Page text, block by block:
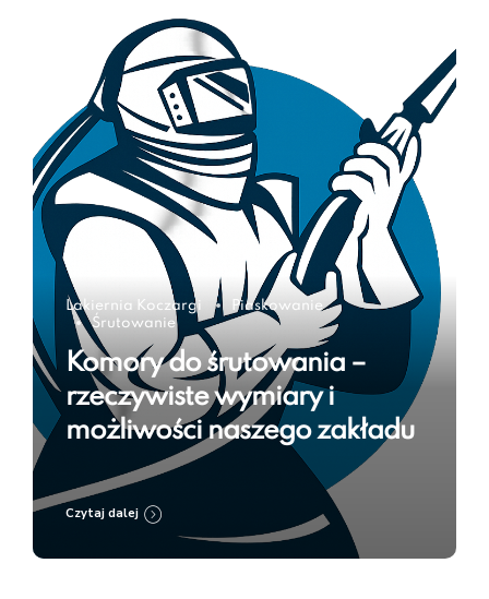
Lakiernia Koczargi
Piaskowanie
Śrutowanie
Komory do śrutowania –
rzeczywiste wymiary i
możliwości naszego zakładu
Czytaj dalej